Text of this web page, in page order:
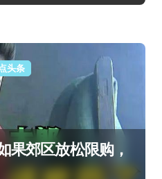
头条
果郊区放松限购，